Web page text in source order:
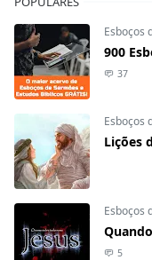
Esboços
900
37
Esboços
Lições
Esboços
5